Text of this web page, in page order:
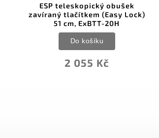
ESP teleskopický obušek
zavíraný tlačítkem (Easy Lock)
51 cm, ExBTT-20H
2 055 Kč
Do košíku